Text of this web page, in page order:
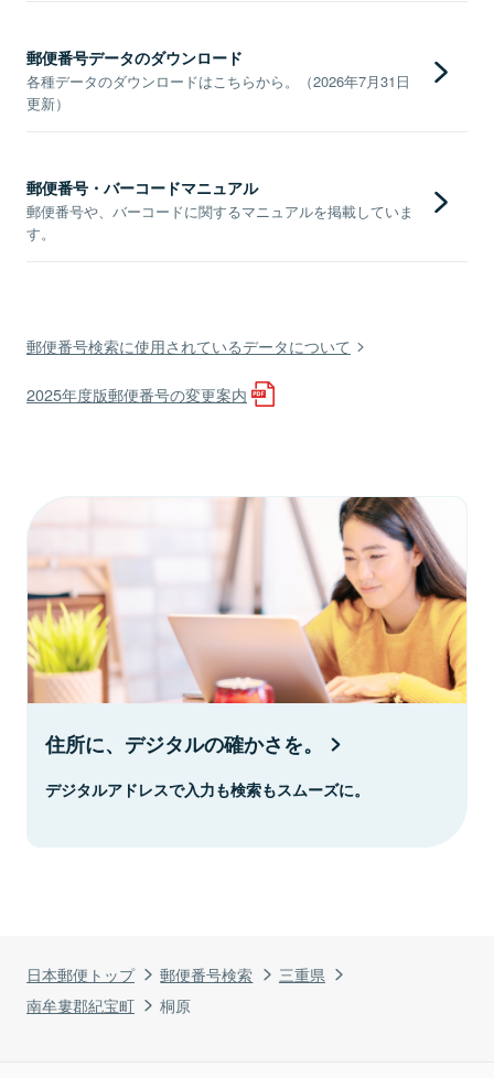
日本郵便トップ 郵便番号検索
三重県
南牟婁郡紀宝町
桐原
郵便番号データのダウンロード
各種データのダウンロードはこちらから。（2026年7月31日
更新）
郵便番号・バーコードマニュアル
郵便番号や、バーコードに関するマニュアルを掲載していま
す。
郵便番号検索に使用されているデータについて
2025年度版郵便番号の変更案内
住所に、デジタルの確かさを。
デジタルアドレスで入力も検索もスムーズに。